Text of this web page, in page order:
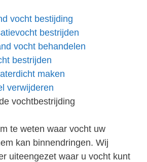
vocht bestijding
bestrijden
vocht behandelen
bestrijden
maken
verwijderen
vochtbestrijding
te weten waar vocht uw
kan binnendringen. Wij
uiteengezet waar u vocht kunt